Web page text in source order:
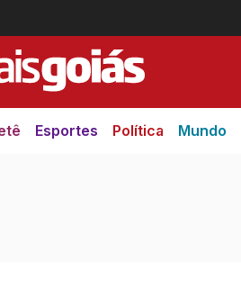
Esportes Política Mundo